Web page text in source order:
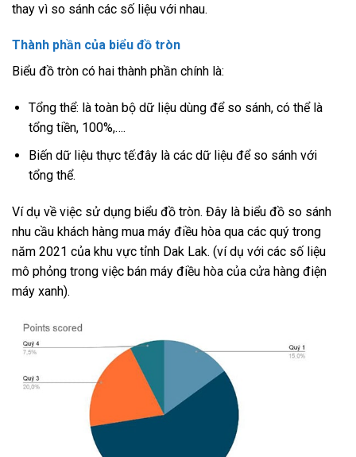
thay vì so sánh các số liệu với nhau.
Thành phần của biểu đồ tròn
Biểu đồ tròn có hai thành phần chính là:
Tổng thể: là toàn bộ dữ liệu dùng để so sánh, có thể là
tổng tiền, 100%,….
Biến dữ liệu thực tế:đây là các dữ liệu để so sánh với
tổng thể.
Ví dụ về việc sử dụng biểu đồ tròn. Đây là biểu đồ so sánh
nhu cầu khách hàng mua máy điều hòa qua các quý trong
năm 2021 của khu vực tỉnh Dak Lak. (ví dụ với các số liệu
mô phỏng trong việc bán máy điều hòa của cửa hàng điện
máy xanh).